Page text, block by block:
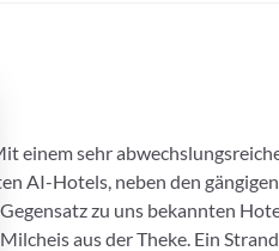
einem sehr
AI-Hotels, neben den gängigen
zu uns bekannten
aus der Theke. Ein